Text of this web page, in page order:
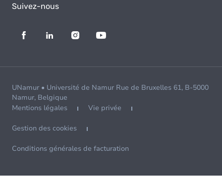
Suivez-nous
UNamur • Université de Namur Rue de Bruxelles 61, B-5000
Namur, Belgique
Mentions légales
Vie privée
Gestion des cookies
Conditions générales de facturation